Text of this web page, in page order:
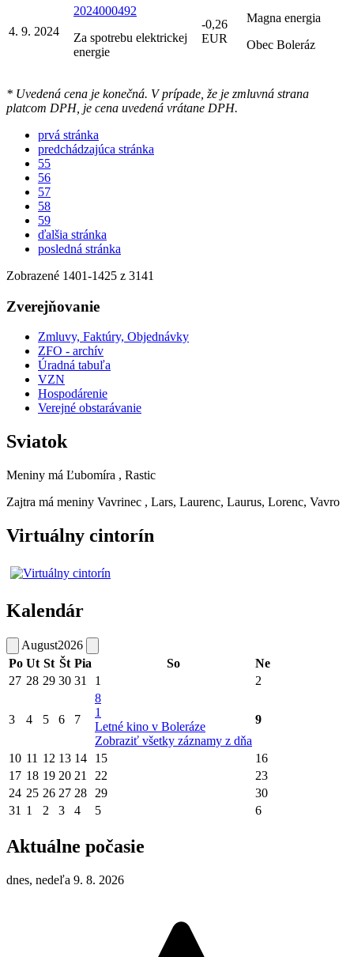
4. 9. 2024
2024000492
Za spotrebu elektrickej
energie
-0,26
EUR
Magna energia
Obec Boleráz
* Uvedená cena je konečná. V prípade, že je zmluvná strana
platcom DPH, je cena uvedená vrátane DPH.
prvá stránka
predchádzajúca stránka
55
56
57
58
59
ďalšia stránka
posledná stránka
Zobrazené 1401-1425 z 3141
Zverejňovanie
Zmluvy, Faktúry, Objednávky
ZFO - archív
Úradná tabuľa
VZN
Hospodárenie
Verejné obstarávanie
Sviatok
Meniny má Ľubomíra , Rastic
Zajtra má meniny Vavrinec , Lars, Laurenc, Laurus, Lorenc, Vavro
Virtuálny cintorín
Kalendár
August2026
Po Ut St Št Pia So
Ne
27 28 29 30 31 1 2
3 4 5 6 7
8
1
Letné kino v Boleráze
Zobraziť všetky záznamy z dňa
9
10 11 12 13 14 15
16
17 18 19 20 21 22
23
24 25 26 27 28 29
30
31 1 2 3 4 5 6
Aktuálne počasie
dnes, nedeľa 9. 8. 2026